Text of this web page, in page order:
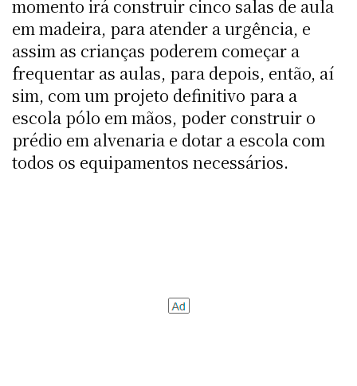
momento irá construir cinco salas de aula
em madeira, para atender a urgência, e
assim as crianças poderem começar a
frequentar as aulas, para depois, então, aí
sim, com um projeto definitivo para a
escola pólo em mãos, poder construir o
prédio em alvenaria e dotar a escola com
todos os equipamentos necessários.